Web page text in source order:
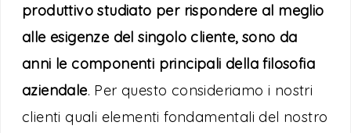
produttivo studiato per rispondere al meglio
alle esigenze del singolo cliente, sono da
anni le componenti principali della filosofia
aziendale. Per questo consideriamo i nostri
clienti quali elementi fondamentali del nostro